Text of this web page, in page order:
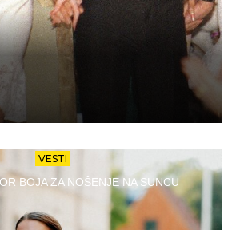
VESTI
BOJA ZA NOŠENJE NA SUNCU